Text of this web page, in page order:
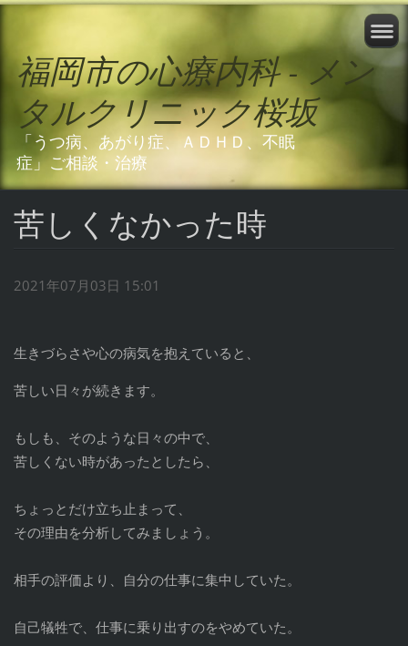
福岡市の心療内科 - メン
タルクリニック桜坂
「うつ病、あがり症、ＡＤＨＤ、不眠
症」ご相談・治療
苦しくなかった時
2021年07月03日 15:01
生きづらさや心の病気を抱えていると、
苦しい日々が続きます。
もしも、そのような日々の中で、
苦しくない時があったとしたら、
ちょっとだけ立ち止まって、
その理由を分析してみましょう。
相手の評価より、自分の仕事に集中していた。
自己犠牲で、仕事に乗り出すのをやめていた。